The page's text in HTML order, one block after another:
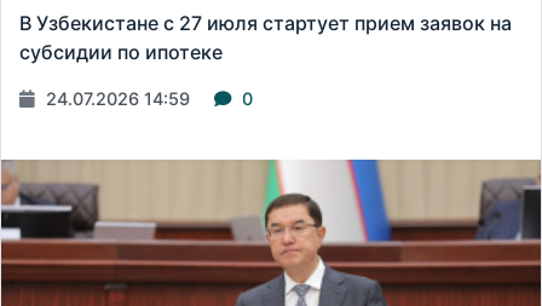
В Узбекистане с 27 июля стартует прием заявок на
субсидии по ипотеке
24.07.2026 14:59 0